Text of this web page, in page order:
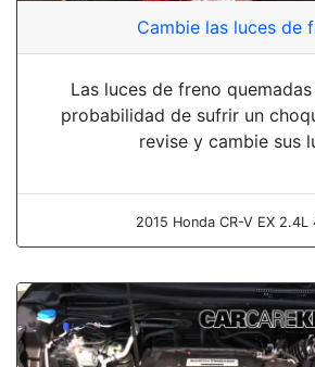
Cambie las luces de
Las luces de freno
probabilidad de sufrir un
revise y cambie sus
2015 Honda CR-V EX 2.4L